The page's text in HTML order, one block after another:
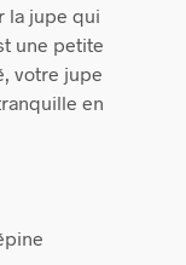
la jupe qui
une petite
votre jupe
en